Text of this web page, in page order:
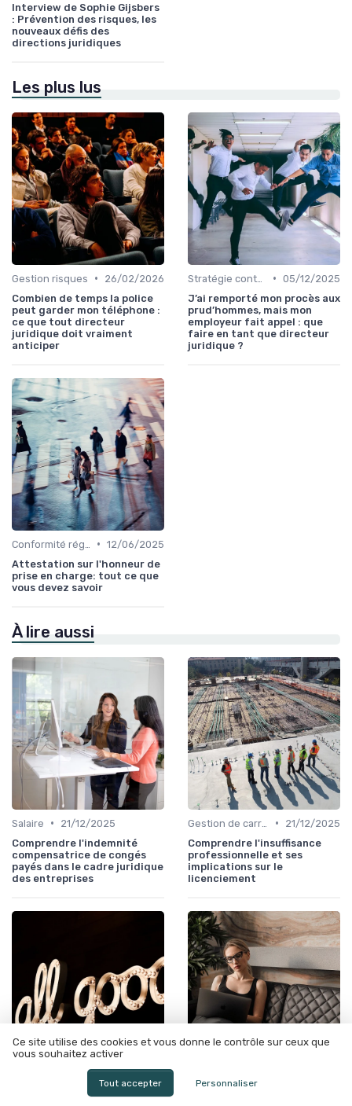
Interview de Sophie Gijsbers
: Prévention des risques, les
nouveaux défis des
directions juridiques
Les plus lus
Gestion risques •
26/02/2026
Combien de temps la police
peut garder mon téléphone :
ce que tout directeur
juridique doit vraiment
anticiper
• 05/12/2025
J’ai remporté mon procès aux
prud’hommes, mais mon
employeur fait appel : que
faire en tant que directeur
juridique ?
• 12/06/2025
Attestation sur l'honneur de
prise en charge: tout ce que
vous devez savoir
À lire aussi
Salaire •
21/12/2025
Comprendre l'indemnité
compensatrice de congés
payés dans le cadre juridique
des entreprises
•
21/12/2025
Comprendre l'insuffisance
professionnelle et ses
implications sur le
licenciement
Comprendre la suspension
Ce site utilise des cookies et vous donne le contrôle sur ceux que
vous souhaitez activer
Tout accepter Personnaliser